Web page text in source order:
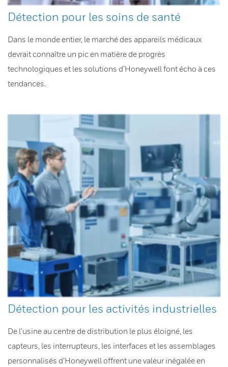
Détection pour les soins de santé
Dans le monde entier, le marché des appareils médicaux
devrait connaître un pic en matière de progrès
technologiques et les solutions d’Honeywell font écho à ces
tendances.
Détection pour les activités industrielles
De l’usine au centre de distribution le plus éloigné, les
capteurs, les interrupteurs, les interfaces et les assemblages
personnalisés d’Honeywell offrent une valeur inégalée en